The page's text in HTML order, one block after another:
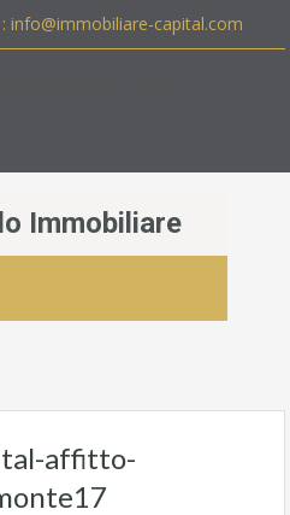
info@immobiliare-capital.com
Immobiliare
affitto-